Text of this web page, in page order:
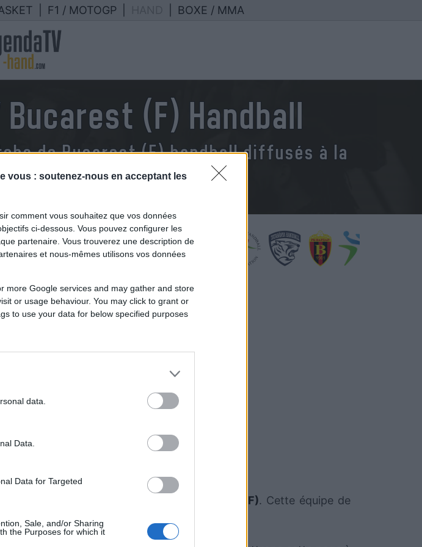
vous : soutenez-nous en acceptant les
comment vous souhaitez que vos données
ci-dessous. Vous pouvez configurer les
partenaire. Vous trouverez une description de
et nous-mêmes utilisons vos données
more Google services and may gather and store
or usage behaviour. You may click to grant or
to use your data for below specified purposes
data.
Data.
Data for Targeted
Sale, and/or Sharing
the Purposes for which it
F1 / MOTOGP BOXE / MMA
(F) Handball
de Bucarest (F) handball diffusés à la
France
télévision en France de l'équipe Bucarest (F). Cette équipe de